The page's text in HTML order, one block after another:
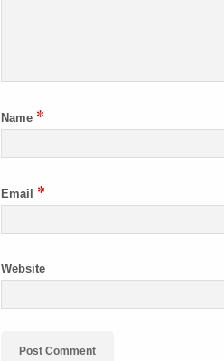
Name *
Email *
Website